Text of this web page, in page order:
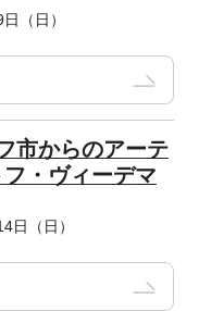
（日）
市からのアーテ
・ヴィーデマ
日（日）